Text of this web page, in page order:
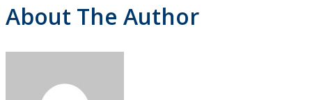
About The Author